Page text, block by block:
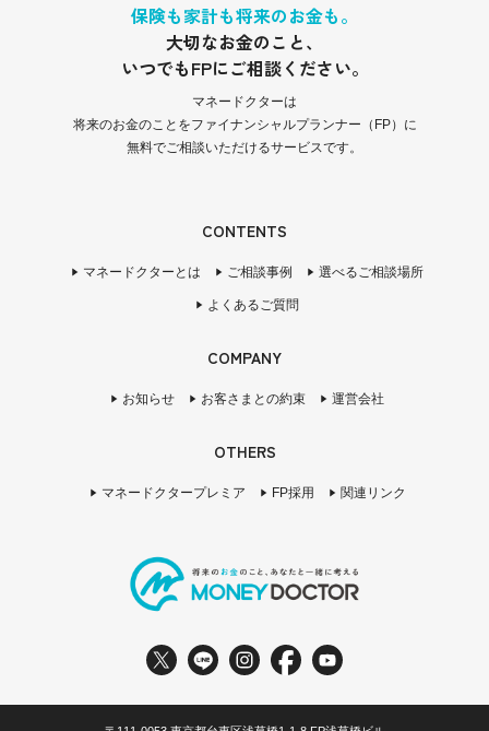
保険も家計も将来のお金も。
大切なお金のこと、
いつでもFPにご相談ください。
マネードクターは
将来のお金のことをファイナンシャルプランナー（FP）に
無料でご相談いただけるサービスです。
CONTENTS
マネードクターとは ご相談事例 選べるご相談場所
よくあるご質問
COMPANY
お知らせ お客さまとの約束 運営会社
OTHERS
マネードクタープレミア FP採用 関連リンク